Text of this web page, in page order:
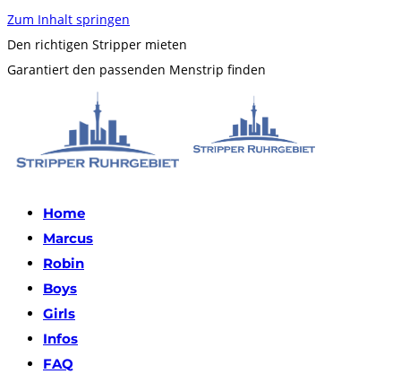
Zum Inhalt springen
Den richtigen Stripper mieten
Garantiert den passenden Menstrip finden
Home
Marcus
Robin
Boys
Girls
Infos
FAQ